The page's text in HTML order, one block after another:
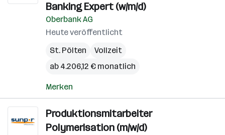
Banking Expert (w/m/d)
Oberbank AG
Heute veröffentlicht
St. Pölten
Vollzeit
ab 4.206,12 € monatlich
Merken
Produktionsmitarbeiter
Polymerisation (m/w/d)